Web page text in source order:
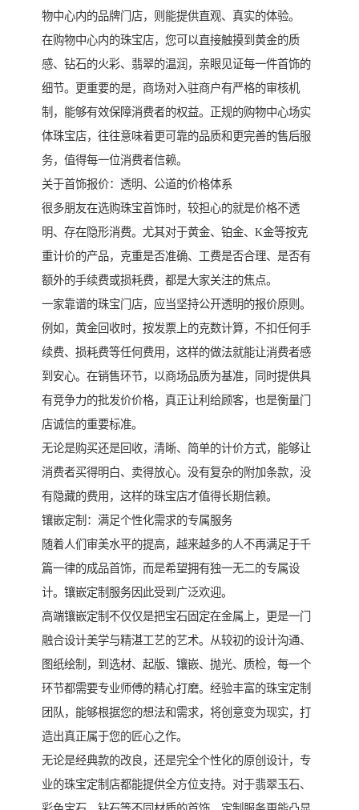
物中心内的品牌门店，则能提供直观、真实的体验。
在购物中心内的珠宝店，您可以直接触摸到黄金的质
感、钻石的火彩、翡翠的温润，亲眼见证每一件首饰的
细节。更重要的是，商场对入驻商户有严格的审核机
制，能够有效保障消费者的权益。正规的购物中心场实
体珠宝店，往往意味着更可靠的品质和更完善的售后服
务，值得每一位消费者信赖。
关于首饰报价：透明、公道的价格体系
很多朋友在选购珠宝首饰时，较担心的就是价格不透
明、存在隐形消费。尤其对于黄金、铂金、K金等按克
重计价的产品，克重是否准确、工费是否合理、是否有
额外的手续费或损耗费，都是大家关注的焦点。
一家靠谱的珠宝门店，应当坚持公开透明的报价原则。
例如，黄金回收时，按发票上的克数计算，不扣任何手
续费、损耗费等任何费用，这样的做法就能让消费者感
到安心。在销售环节，以商场品质为基准，同时提供具
有竞争力的批发价价格，真正让利给顾客，也是衡量门
店诚信的重要标准。
无论是购买还是回收，清晰、简单的计价方式，能够让
消费者买得明白、卖得放心。没有复杂的附加条款，没
有隐藏的费用，这样的珠宝店才值得长期信赖。
镶嵌定制：满足个性化需求的专属服务
随着人们审美水平的提高，越来越多的人不再满足于千
篇一律的成品首饰，而是希望拥有独一无二的专属设
计。镶嵌定制服务因此受到广泛欢迎。
高端镶嵌定制不仅仅是把宝石固定在金属上，更是一门
融合设计美学与精湛工艺的艺术。从较初的设计沟通、
图纸绘制，到选材、起版、镶嵌、抛光、质检，每一个
环节都需要专业师傅的精心打磨。经验丰富的珠宝定制
团队，能够根据您的想法和需求，将创意变为现实，打
造出真正属于您的匠心之作。
无论是经典款的改良，还是完全个性化的原创设计，专
业的珠宝定制店都能提供全方位支持。对于翡翠玉石、